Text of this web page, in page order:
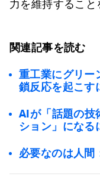
力を維持すること
関連記事を読む
重工業にグリー
鎖反応を起こす
AIが「話題の技
ション」になる
必要なのは人間